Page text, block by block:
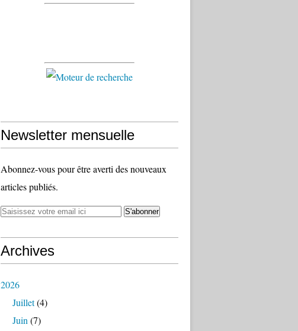
Newsletter mensuelle
Abonnez-vous pour être averti des nouveaux
articles publiés.
Archives
2026
Juillet(4)
Juin (7)